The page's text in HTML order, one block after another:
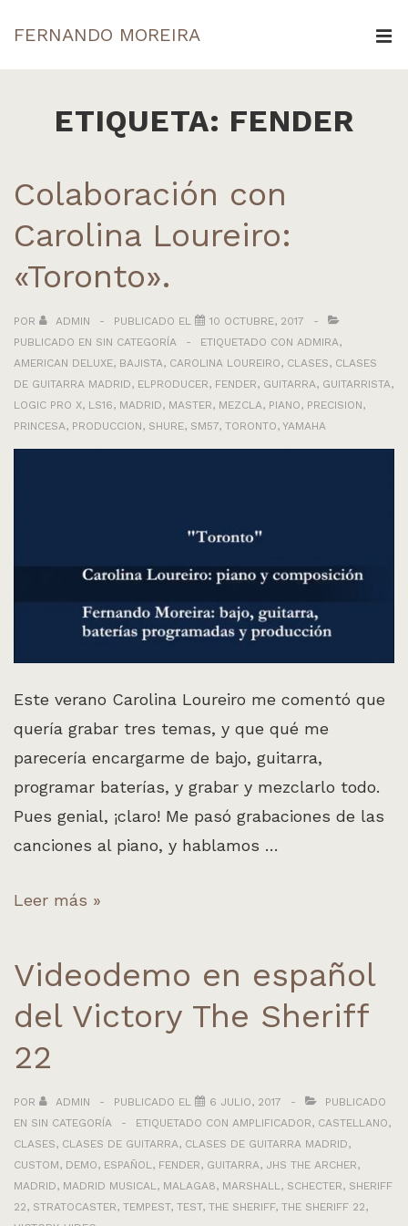
Saltar
al
principal
FERNANDO MOREIRA
principalETIQUETA: FENDER
Colaboración con
Carolina Loureiro:
«Toronto».
POR ADMIN PUBLICADO EL
10 OCTUBRE, 2017
PUBLICADO EN SIN CATEGORÍA ETIQUETADO CON ADMIRA,
AMERICAN DELUXE, BAJISTA, CAROLINA LOUREIRO, CLASES, CLASES
DE GUITARRA MADRID, ELPRODUCER, FENDER, GUITARRA, GUITARRISTA,
LOGIC PRO X, LS16, MADRID, MASTER, MEZCLA, PIANO, PRECISION,
PRINCESA, PRODUCCION, SHURE, SM57, TORONTO, YAMAHA
Este verano Carolina Loureiro me comentó que
quería grabar tres temas, y que qué me
parecería encargarme de bajo, guitarra,
programar baterías, y grabar y mezclarlo todo.
Pues genial, ¡claro! Me pasó grabaciones de las
canciones al piano, y hablamos …
Colaboración
Loureiro:
«Toronto».
Leer más »
Videodemo en español
del Victory The Sheriff
22
POR ADMIN PUBLICADO EL 6 JULIO, 2017
PUBLICADO
EN SIN CATEGORÍA ETIQUETADO CON AMPLIFICADOR, CASTELLANO,
CLASES, CLASES DE GUITARRA, CLASES DE GUITARRA MADRID,
CUSTOM, DEMO, ESPAÑOL, FENDER, GUITARRA, JHS THE ARCHER,
MADRID, MADRID MUSICAL, MALAGA8, MARSHALL, SCHECTER, SHERIFF
22, STRATOCASTER, TEMPEST, TEST, THE SHERIFF, THE SHERIFF 22,